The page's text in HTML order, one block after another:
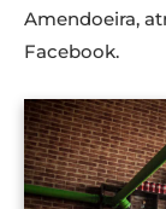
Amendoeira,
Facebook.